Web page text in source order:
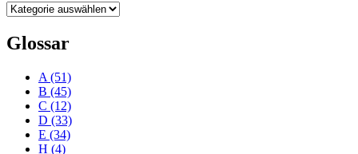
Kategorien
Glossar
A (51)
B (45)
C (12)
D (33)
E (34)
H (4)